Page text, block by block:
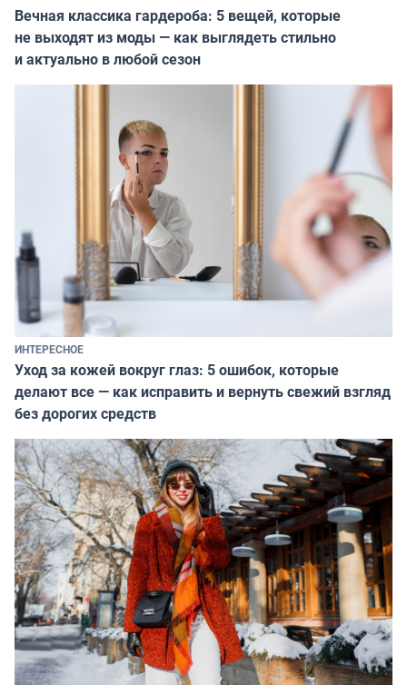
Вечная классика гардероба: 5 вещей, которые
не выходят из моды — как выглядеть стильно
и актуально в любой сезон
ИНТЕРЕСНОЕ
Уход за кожей вокруг глаз: 5 ошибок, которые
делают все — как исправить и вернуть свежий взгляд
без дорогих средств